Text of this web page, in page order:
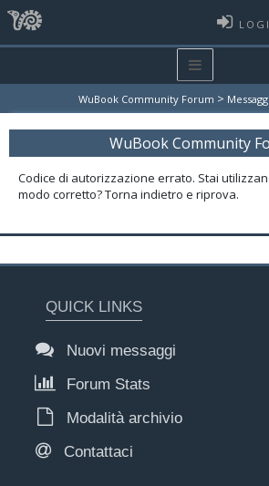
WuBook Community Forum >
WuBook Community
Codice di autorizzazione errato. Stai
modo corretto? Torna indietro e riprova.
QUICK LINKS
Nuovi messaggi
Forum Stats
Modalità archivio
Contattaci